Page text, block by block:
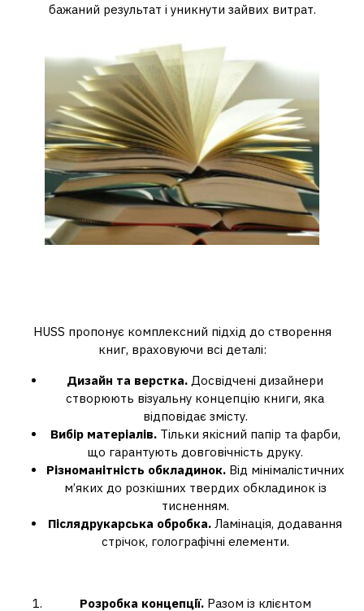
бажаний результат і уникнути зайвих витрат.
HUSS пропонує комплексний підхід до створення
книг, враховуючи всі деталі:
Дизайн та верстка. Досвідчені дизайнери
створюють візуальну концепцію книги, яка
відповідає змісту.
Вибір матеріалів.Тільки якісний папір та фарби,
що гарантують довговічність друку.
Різноманітність обкладинок.Від мінімалістичних
м’яких до розкішних твердих обкладинок із
тисненням.
Післядрукарська обробка. Ламінація, додавання
стрічок, голографічні елементи.
Розробка концепції.Разом із клієнтом